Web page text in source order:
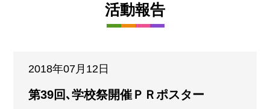
活動報告
2018年07月12日
第39回､学校祭開催ＰＲポスター